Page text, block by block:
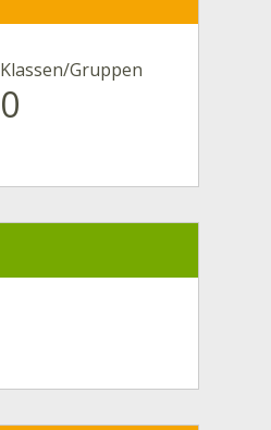
Klassen/Gruppen
0